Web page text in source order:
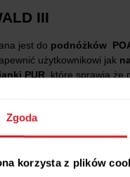
Zgoda
korzysta z plików
III
jest do podnóżków
użytkownikowi jak
PUR , które sprawia że
są
rzepa.
na podnóżki POANG .